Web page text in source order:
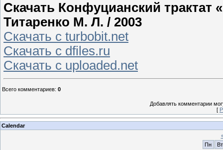
Скачать Конфуцианский
Титаренко М. Л. / 2003
Скачать с turbobit.net
Скачать с dfiles.ru
Скачать с uploaded.net
Всего комментариев: 0
Добавлять комментарии
[
Calendar
Пн
Вт